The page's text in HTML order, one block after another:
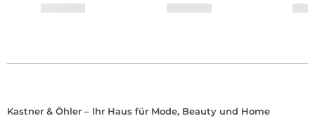
Kastner & Öhler – Ihr Haus für Mode, Beauty und Home